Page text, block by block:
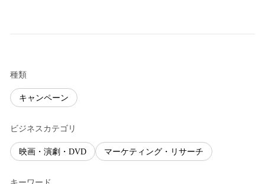
種類
キャンペーン
ビジネスカテゴリ
映画・演劇・DVD マーケティング・リサーチ